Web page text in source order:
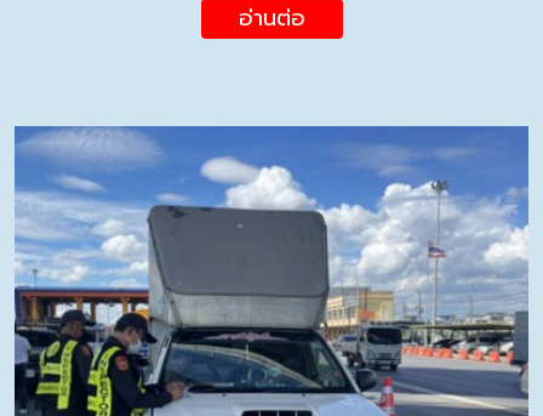
อ่านต่อ